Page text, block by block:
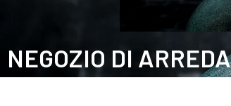
NEGOZIO DI